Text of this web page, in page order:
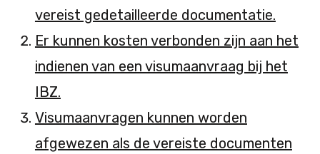
vereist gedetailleerde documentatie.
Er kunnen kosten verbonden zijn aan het
indienen van een visumaanvraag bij het
IBZ.
Visumaanvragen kunnen worden
afgewezen als de vereiste documenten